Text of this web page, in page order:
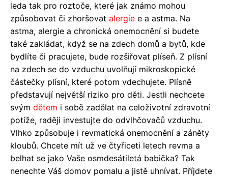
leda tak pro roztoče, které jak známo mohou
způsobovat či zhoršovat alergie e a astma. Na
astma, alergie a chronická onemocnění si budete
také zakládat, když se na zdech domů a bytů, kde
bydlíte či pracujete, bude rozšiřovat plíseň. Z plísní
na zdech se do vzduchu uvolňují mikroskopické
částečky plísní, které potom vdechujete. Plísně
představují největší riziko pro děti. Jestli nechcete
svým dětem i sobě zadělat na celoživotní zdravotní
potíže, raději investujte do odvlhčovačů vzduchu.
Vlhko způsobuje i revmatická onemocnění a záněty
kloubů. Chcete mít už ve čtyřiceti letech revma a
belhat se jako Vaše osmdesátiletá babička? Tak
nenechte Váš domov pomalu a jistě uhnívat. Příjdete